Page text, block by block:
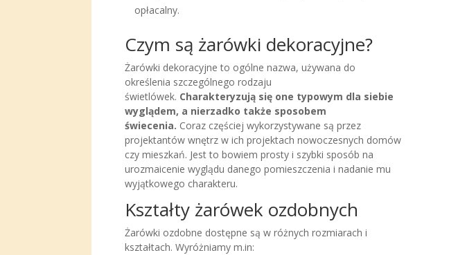
opłacalny.
Czym są żarówki dekoracyjne?
Żarówki dekoracyjne to ogólne nazwa, używana do
określenia szczególnego rodzaju
świetlówek. Charakteryzują się one typowym dla siebie
wyglądem, a nierzadko także sposobem
świecenia. Coraz częściej wykorzystywane są przez
projektantów wnętrz w ich projektach nowoczesnych domów
czy mieszkań. Jest to bowiem prosty i szybki sposób na
urozmaicenie wyglądu danego pomieszczenia i nadanie mu
wyjątkowego charakteru.
Kształty żarówek ozdobnych
Żarówki ozdobne dostępne są w różnych rozmiarach i
kształtach. Wyróżniamy m.in: